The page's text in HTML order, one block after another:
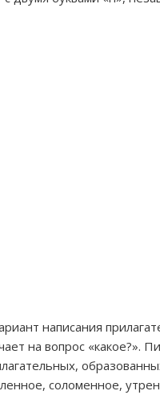
написания
на вопрос «какое?».
соломенное,